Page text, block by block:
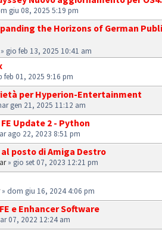
giu 08, 2025 5:19 pm
the Horizons of German
gio feb 13, 2025 10:41 am
feb 01, 2025 9:16 pm
per Hyperion-Entertainment
gen 21, 2025 11:12 am
Update 2 - Python
ago 22, 2023 8:51 pm
posto di Amiga Destro
» gio set 07, 2023 12:21 pm
» dom giu 16, 2024 4:06 pm
e Enhancer Software
07, 2022 12:24 am